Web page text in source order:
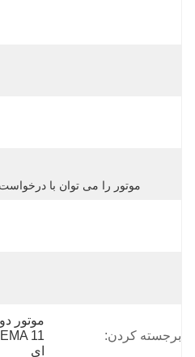
موتور را می توان با
برجسته کردن:
موتور
ای